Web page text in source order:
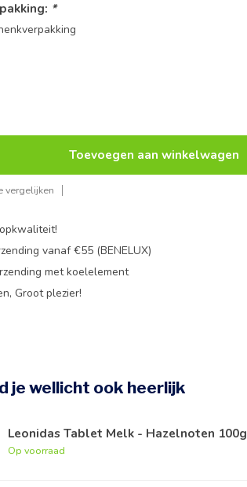
*
Toevoegen aan winkelwagen
vergelijken
vanaf €55 (BENELUX)
met koelelement
Groot plezier!
je wellicht ook heerlijk
Leonidas Tablet Melk - Hazelnoten 100g
Op voorraad